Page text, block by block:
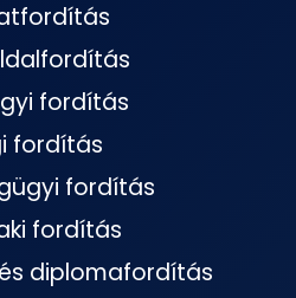
fordítás
fordítás
fordítás
fordítás
diplomafordítás